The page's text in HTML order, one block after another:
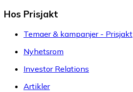
Hos Prisjakt
Temaer & kampanjer - Prisjakt
Nyhetsrom
Investor Relations
Artikler